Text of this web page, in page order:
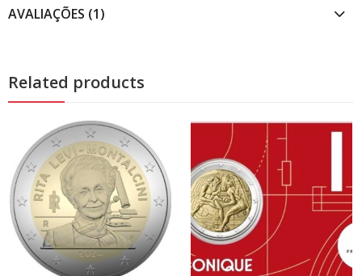
AVALIAÇÕES (1)
Related products